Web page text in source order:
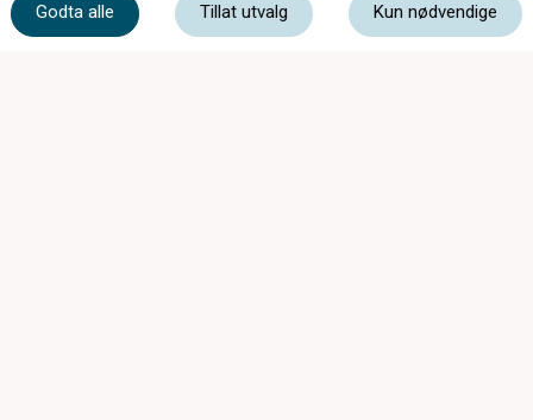
Godta alle Tillat utvalg Kun nødvendige